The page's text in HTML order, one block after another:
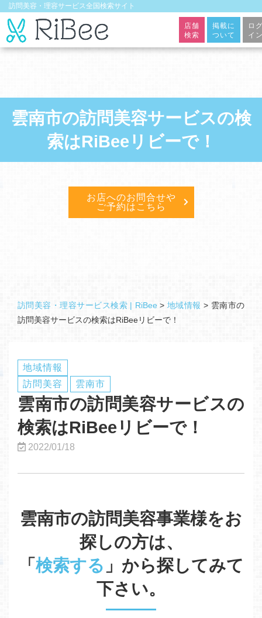
訪問美容・理容サービス全国検索サイト
店舗
検索
掲載に
ついて
ロ
イ
雲南市の訪問美容サービスの検
索はRiBeeリビーで！
お店へのお問合せや
ご予約はこちら
訪問美容・理容サービス検索 | RiBee > 地域情報 > 雲南市の
訪問美容サービスの検索はRiBeeリビーで！
地域情報
訪問美容
雲南市
雲南市の訪問美容サービスの
検索はRiBeeリビーで！
2022/01/18
雲南市の訪問美容事業様をお
探しの方は、
「 検索する 」から探してみて
下さい。